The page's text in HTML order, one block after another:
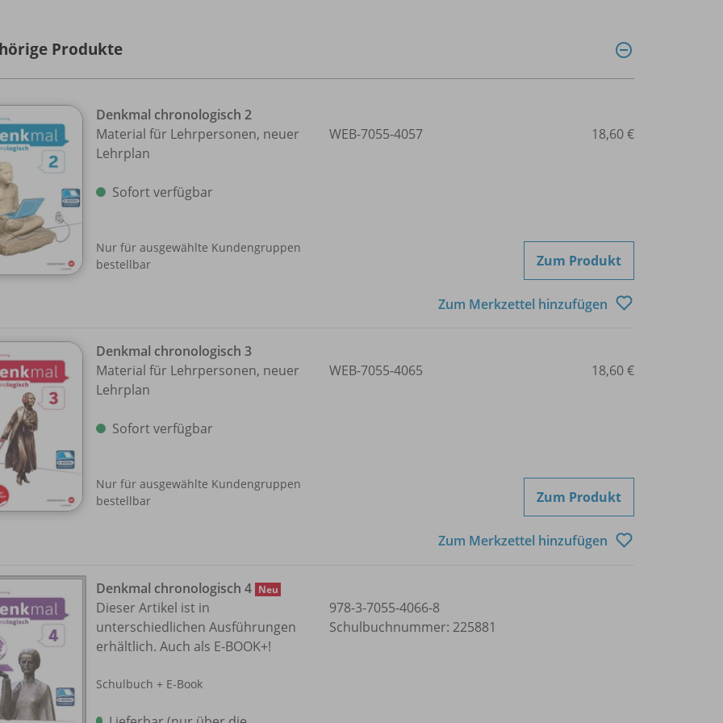
Produkte
Denkmal chronologisch 2
Material für Lehrpersonen, neuer
Lehrplan
Sofort verfügbar
Nur für ausgewählte Kundengruppen
bestellbar
WEB-7055-4057 18,60 €
Zum Produkt
Zum Merkzettel hinzufügen
Denkmal chronologisch 3
Material für Lehrpersonen, neuer
Lehrplan
Sofort verfügbar
Nur für ausgewählte Kundengruppen
bestellbar
WEB-7055-4065 18,60 €
Zum Produkt
Zum Merkzettel hinzufügen
Denkmal chronologisch 4 Neu
Dieser Artikel ist in
unterschiedlichen Ausführungen
erhältlich. Auch als E-BOOK+!
Schulbuch + E-Book
978-3-7055-4066-8
Schulbuchnummer: 225881